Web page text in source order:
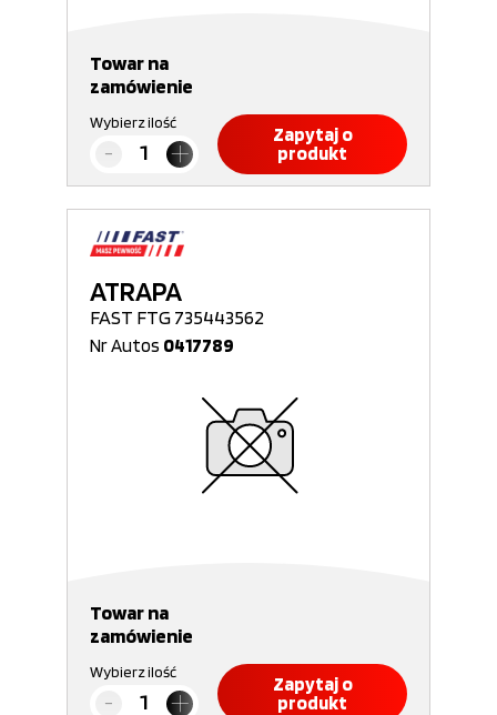
Towar na
zamówienie
Wybierz ilość
Zapytaj o
produkt
ATRAPA
FAST FTG 735443562
Nr Autos 0417789
Towar na
zamówienie
Wybierz ilość
Zapytaj o
produkt